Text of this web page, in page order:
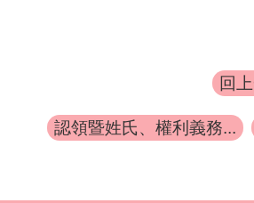
回
認領暨姓氏、權利義務...